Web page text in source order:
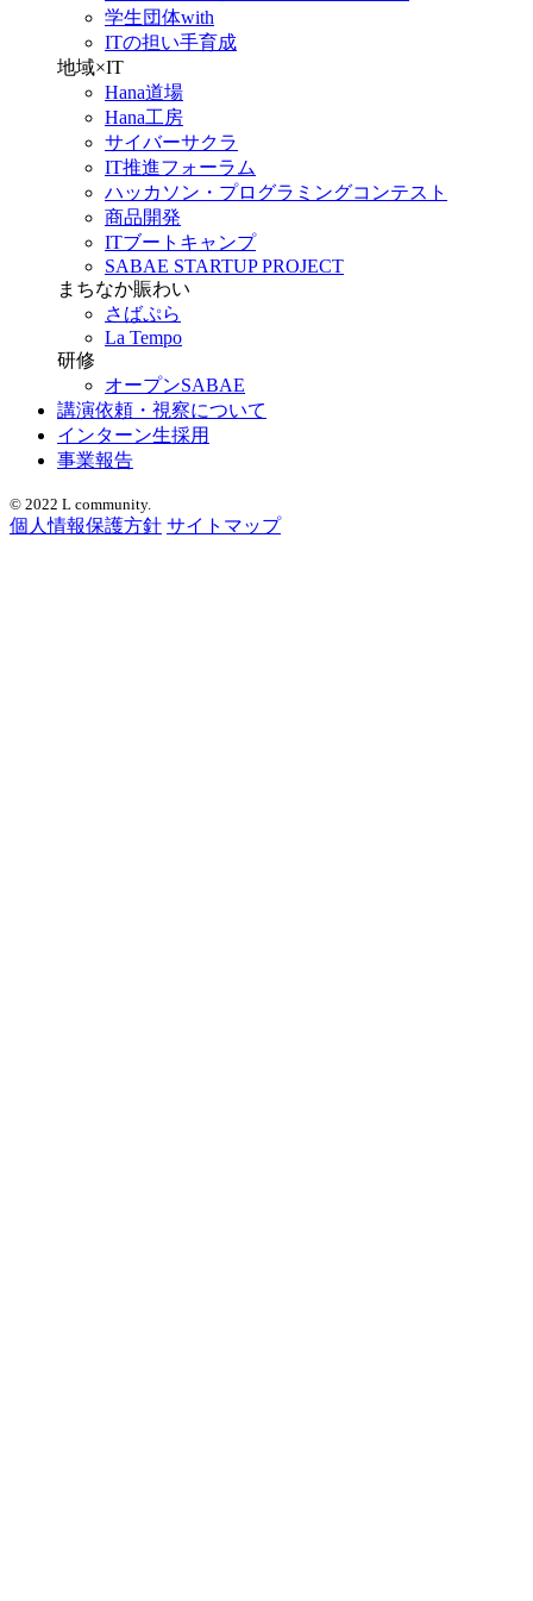
学生団体with
ITの担い手育成
地域×IT
Hana道場
Hana工房
サイバーサクラ
IT推進フォーラム
ハッカソン・プログラミングコンテスト
商品開発
ITブートキャンプ
SABAE STARTUP PROJECT
まちなか賑わい
さばぷら
La Tempo
研修
オープンSABAE
講演依頼・視察について
インターン生採用
事業報告
© 2022 L community.
個人情報保護方針 サイトマップ